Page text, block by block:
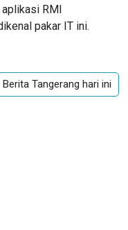
aplikasi RMI
pakar IT ini.
Berita Tangerang hari ini